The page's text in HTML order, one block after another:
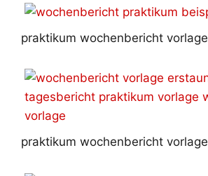
praktikum wochenbericht vorlage
praktikum wochenbericht vorlage